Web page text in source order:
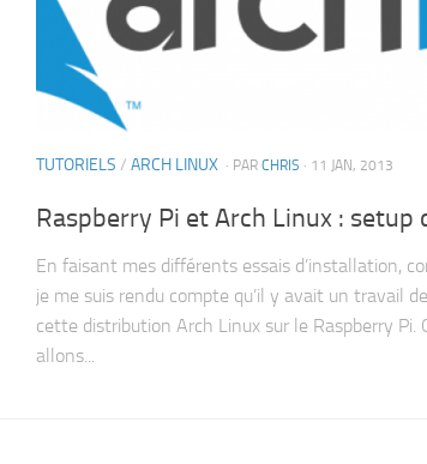
TUTORIELS / ARCH LINUX · PAR CHRIS · 11 JAN, 2013
Raspberry Pi et Arch Linux : setup
En faisant mes différents essais d’installation,
je me suis rendu compte qu’il y avait un travail
cette distribution Arch Linux sur le Raspberry Pi.
allons...